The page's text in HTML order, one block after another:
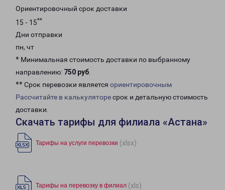
Ориентировочный срок доставки
15 - 15**
Дни отправки
пн, чт
* Минимальная стоимость доставки по выбранному
направлению: 750 руб.
** Срок перевозки является ориентировочным
Рассчитайте в калькуляторесрок и детальную стоимость
доставки.
Скачать тарифы для филиала «Астана»
Тарифы на услуги перевозки (xlsx)
Тарифы на перевозку в филиал (xls)